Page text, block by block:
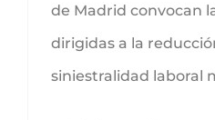
de Madrid convocan
dirigidas a la
siniestralidad laboral